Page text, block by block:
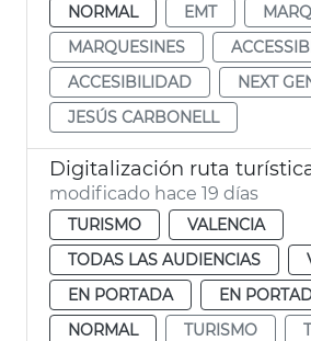
NORMAL
EMT
MARQUESINES
ACCESIBILIDAD
NEXT
JESÚS CARBONELL
Digitalización ruta
modificado hace 19 días
TURISMO
VALENCIA
TODAS LAS AUDIENCIAS
EN PORTADA
EN
NORMAL
TURISMO